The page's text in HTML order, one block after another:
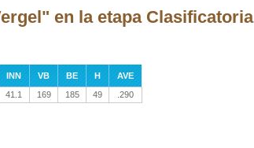
en la etapa Clasificatoria
INN VB BE H
AVE
41.1 169 185 49 .290